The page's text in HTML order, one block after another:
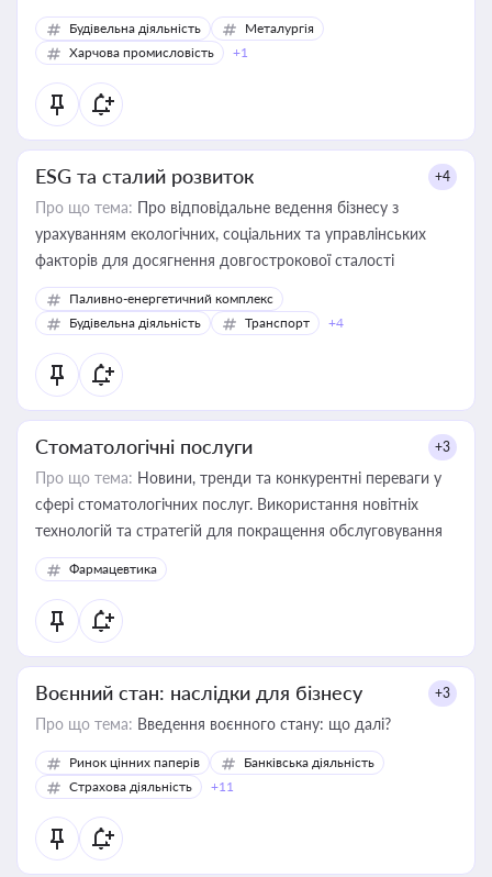
Будівельна діяльність
Металургія
Харчова промисловість
+1
ESG та сталий розвиток +4
Про що тема: Про відповідальне ведення бізнесу з
урахуванням екологічних, соціальних та управлінських
факторів для досягнення довгострокової сталості
Паливно-енергетичний комплекс
Будівельна діяльність
Транспорт +4
Стоматологічні послуги +3
Про що тема: Новини, тренди та конкурентні переваги у
сфері стоматологічних послуг. Використання новітніх
технологій та стратегій для покращення обслуговування
Фармацевтика
Воєнний стан: наслідки для бізнесу +3
Про що тема: Введення воєнного стану: що далі?
Ринок цінних паперів
Банківська діяльність
Страхова діяльність
+11